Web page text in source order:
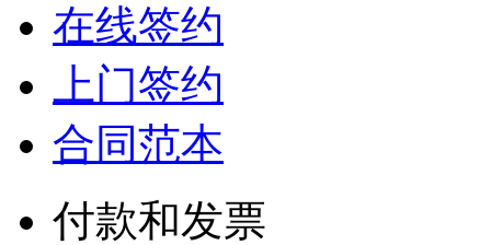
在线签约
上门签约
合同范本
付款和发票